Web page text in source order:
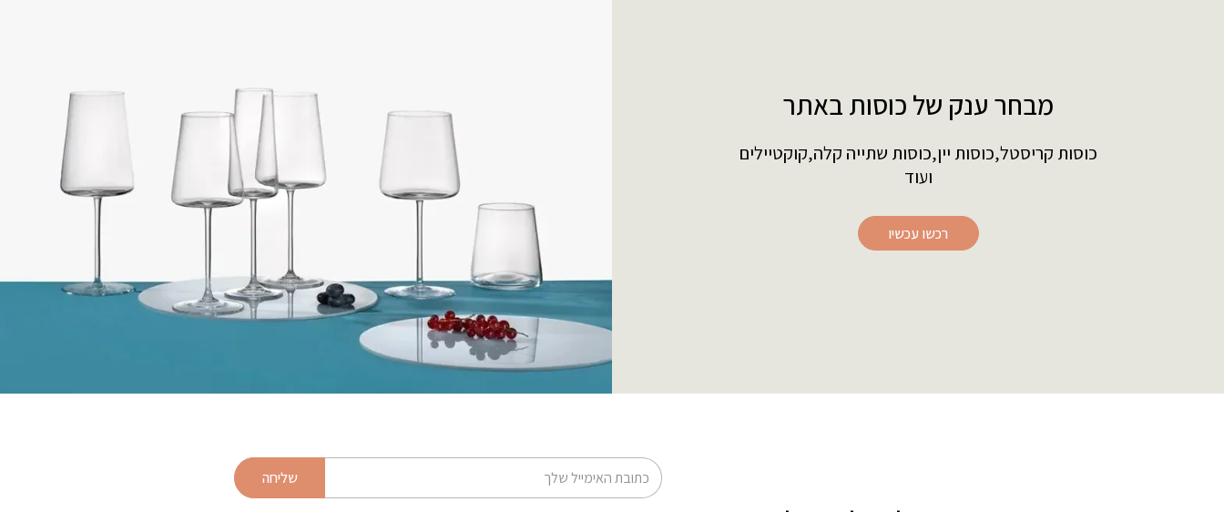
מבחר ענק של כוסות באתר
כוסות קריסטל,כוסות יין,כוסות שתייה קלה,קוקטיילים
ועוד
רכשו עכשיו
דוא׳׳ל
שליחה